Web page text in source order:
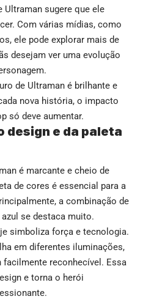
Ultraman sugere que ele
Com várias mídias, como
ele pode explorar mais de
desejam ver uma evolução
de Ultraman é brilhante e
nova história, o impacto
só deve aumentar.
design e da paleta
é marcante e cheio de
de cores é essencial para a
a combinação de
se destaca muito.
simboliza força e tecnologia.
em diferentes iluminações,
facilmente reconhecível. Essa
e torna o herói